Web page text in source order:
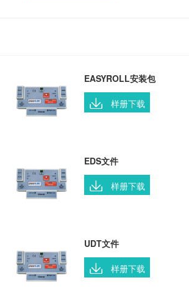
EASYROLL安装包
样册下载
EDS文件
样册下载
UDT文件
样册下载